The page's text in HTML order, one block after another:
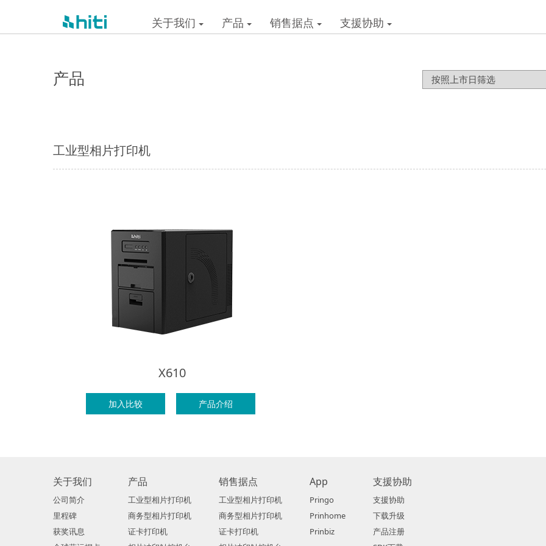
关于我们 产品 销售据点 支援协助
产品
工业型相片打印机
X610
加入比较 产品介绍
关于我们
公司简介
里程碑
获奖讯息
产品
工业型相片打印机
商务型相片打印机
证卡打印机
销售据点
工业型相片打印机
商务型相片打印机
证卡打印机
App
Pringo
Prinhome
Prinbiz
支援协助
支援协助
下载升级
产品注册